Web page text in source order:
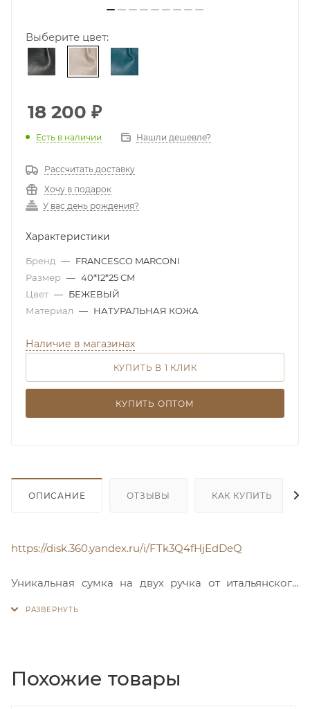
Выберите цвет:
18 200 ₽
Есть в наличии Нашли дешевле?
Рассчитать доставку
Хочу в подарок
У вас день рождения?
Характеристики
Бренд — FRANCESCO MARCONI
Размер — 40*12*25 CM
Цвет — БЕЖЕВЫЙ
Материал — НАТУРАЛЬНАЯ КОЖА
Наличие в магазинах
КУПИТЬ В 1 КЛИК
КУПИТЬ ОПТОМ
ОПИСАНИЕ ОТЗЫВЫ КАК КУПИТЬ
https://disk.360.yandex.ru/i/FTk3Q4fHjEdDeQ
Уникальная сумка на двух ручка от итальянского
и привлекательным внешним видом.
Необычный крой придает сумке оригинальность и
Похожие товары